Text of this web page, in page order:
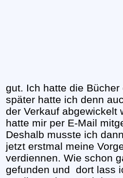
gut. Ich hatte die
später hatte ich denn
der Verkauf abgewickelt
hatte mir per E-Mail
Deshalb musste ich
jetzt erstmal meine
verdiennen. Wie schon
gefunden und dort lass